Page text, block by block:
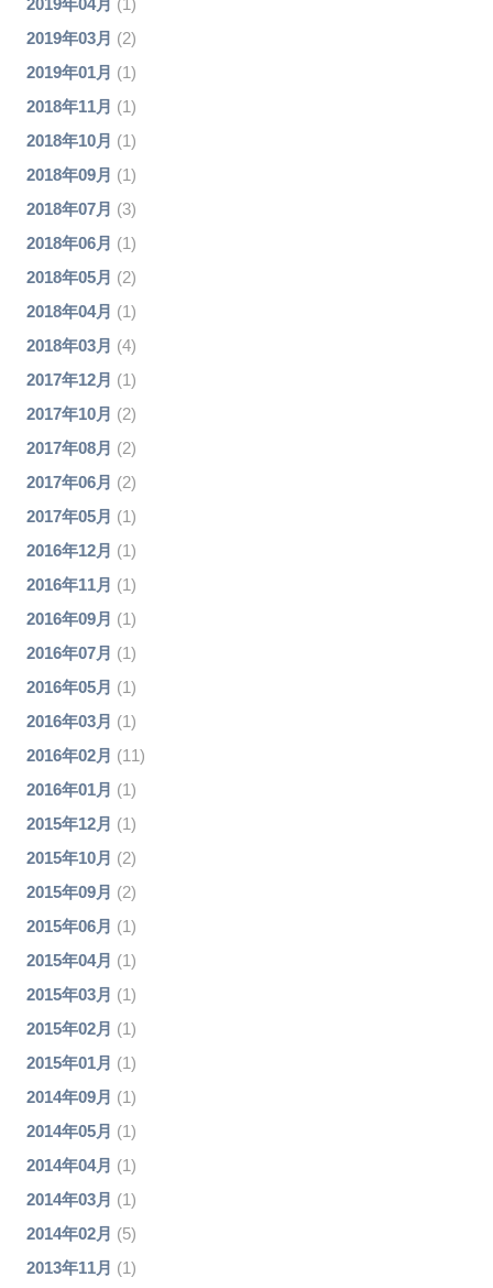
2019年03月 (2)
2019年01月 (1)
2018年11月 (1)
2018年10月 (1)
2018年09月 (1)
2018年07月 (3)
2018年06月 (1)
2018年05月 (2)
2018年04月 (1)
2018年03月 (4)
2017年12月 (1)
2017年10月 (2)
2017年08月 (2)
2017年06月 (2)
2017年05月 (1)
2016年12月 (1)
2016年11月 (1)
2016年09月 (1)
2016年07月 (1)
2016年05月 (1)
2016年03月 (1)
2016年02月 (11)
2016年01月 (1)
2015年12月 (1)
2015年10月 (2)
2015年09月 (2)
2015年06月 (1)
2015年04月 (1)
2015年03月 (1)
2015年02月 (1)
2015年01月 (1)
2014年09月 (1)
2014年05月 (1)
2014年04月 (1)
2014年03月 (1)
2014年02月 (5)
2013年11月 (1)